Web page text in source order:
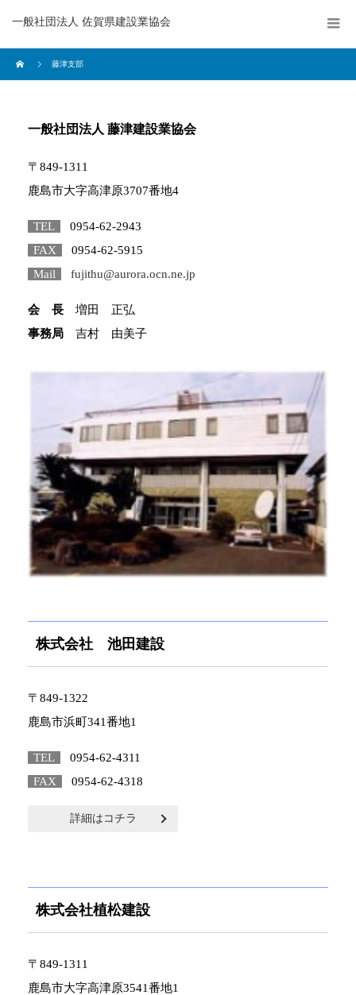
一般社団法人 佐賀県建設業協会
藤津支部
一般社団法人 藤津建設業協会
〒849-1311
鹿島市大字高津原3707番地4
TEL
0954-62-2943
FAX
0954-62-5915
Mail
fujithu@aurora.ocn.ne.jp
会 長 増田 正弘
事務局 吉村 由美子
株式会社 池田建設
〒849-1322
鹿島市浜町341番地1
TEL
0954-62-4311
FAX
0954-62-4318
詳細はコチラ
株式会社植松建設
〒849-1311
鹿島市大字高津原3541番地1